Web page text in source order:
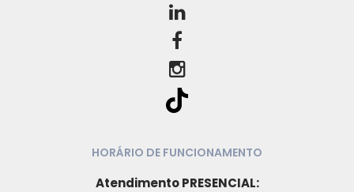
HORÁRIO DE FUNCIONAMENTO
Atendimento PRESENCIAL: